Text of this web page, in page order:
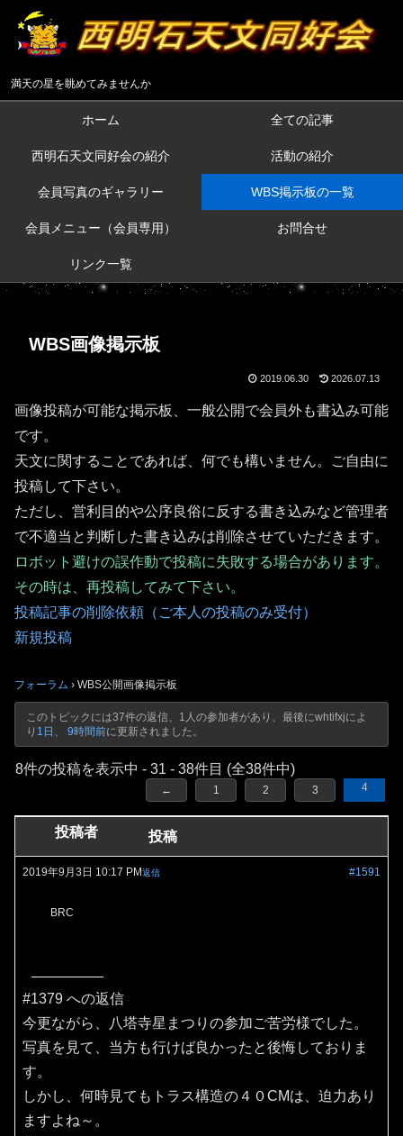
満天の星を眺めてみませんか
ホーム 全ての記事
西明石天文同好会の紹介 活動の紹介
会員写真のギャラリー WBS掲示板の一覧
会員メニュー（会員専用） お問合せ
リンク一覧
WBS画像掲示板
2019.06.30 2026.07.13
画像投稿が可能な掲示板、一般公開で会員外も書込み可能
です。
天文に関することであれば、何でも構いません。ご自由に
投稿して下さい。
ただし、営利目的や公序良俗に反する書き込みなど管理者
で不適当と判断した書き込みは削除させていただきます。
ロボット避けの誤作動で投稿に失敗する場合があります。
その時は、再投稿してみて下さい。
投稿記事の削除依頼（ご本人の投稿のみ受付）
新規投稿
フォーラム › WBS公開画像掲示板
このトピックには37件の返信、1人の参加者があり、最後にwhtifxjによ
り 1日、 9時間前に更新されました。
8件の投稿を表示中 - 31 - 38件目 (全38件中)
← 1 2 3 4
投稿者 投稿
2019年9月3日 10:17 PM #1591
返信
BRC
#1379 への返信
今更ながら、八塔寺星まつりの参加ご苦労様でした。
写真を見て、当方も行けば良かったと後悔しておりま
す。
しかし、何時見てもトラス構造の４０CMは、迫力あり
ますよね～。